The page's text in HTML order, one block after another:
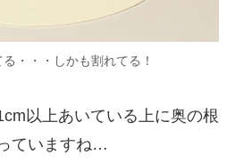
・・・しかも割れてる！
以上あいている上に奥の根
ていますね…